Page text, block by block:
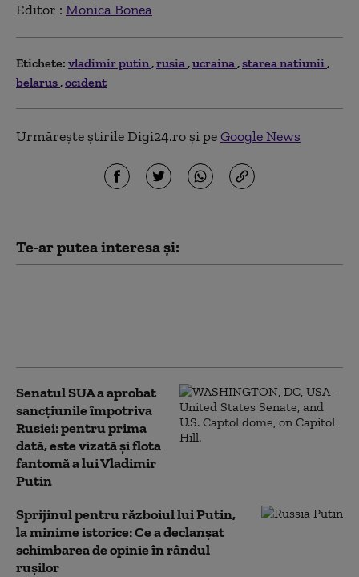
Editor : Monica Bonea
Etichete: vladimir putin rusia ucraina starea natiunii
belarus ocident
Urmărește știrile Digi24.ro și peGoogle News
Te-ar putea interesa și:
Senatul SUA a aprobat
sancțiunile împotriva
Rusiei: pentru prima
dată, este vizată și flota
fantomă a lui Vladimir
Putin
Sprijinul pentru războiul lui Putin,
la minime istorice: Ce a declanșat
schimbarea de opinie în rândul
rușilor